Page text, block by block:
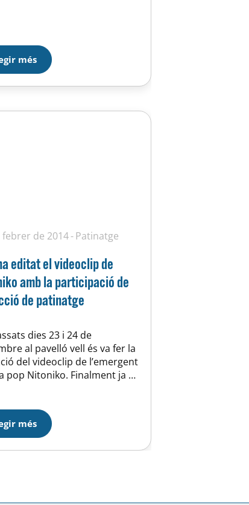
més
febrer de 2014 Patinatge
editat el videoclip de
amb la participació de
de patinatge
dies 23 i 24 de
al pavelló vell és va fer la
del videoclip de l’emergent
pop Nitoniko. Finalment ja es
aquest enllaç
watch?
GWdvwA, veureu un dels
que te de fons una
més